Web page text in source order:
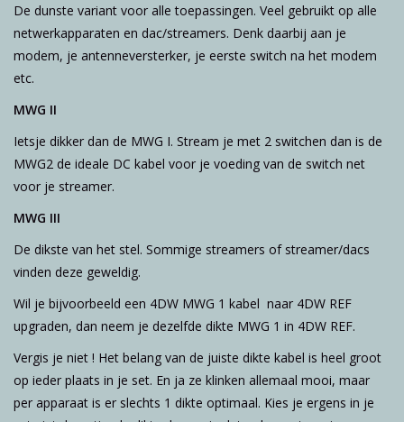
De dunste variant voor alle toepassingen. Veel gebruikt op alle
netwerkapparaten en dac/streamers. Denk daarbij aan je
modem, je antenneversterker, je eerste switch na het modem
etc.
MWG II
Ietsje dikker dan de MWG I. Stream je met 2 switchen dan is de
MWG2 de ideale DC kabel voor je voeding van de switch net
voor je streamer.
MWG III
De dikste van het stel. Sommige streamers of streamer/dacs
vinden deze geweldig.
Wil je bijvoorbeeld een 4DW MWG 1 kabel naar 4DW REF
upgraden, dan neem je dezelfde dikte MWG 1 in 4DW REF.
Vergis je niet ! Het belang van de juiste dikte kabel is heel groot
op ieder plaats in je set. En ja ze klinken allemaal mooi, maar
per apparaat is er slechts 1 dikte optimaal. Kies je ergens in je